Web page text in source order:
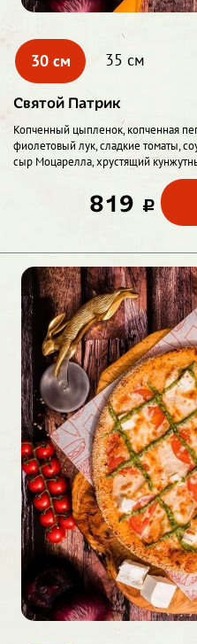
30 см 35 см
Святой Патрик
Копченный цыпленок, копченная
фиолетовый лук, сладкие томаты,
сыр Моцарелла, хрустящий
819 c